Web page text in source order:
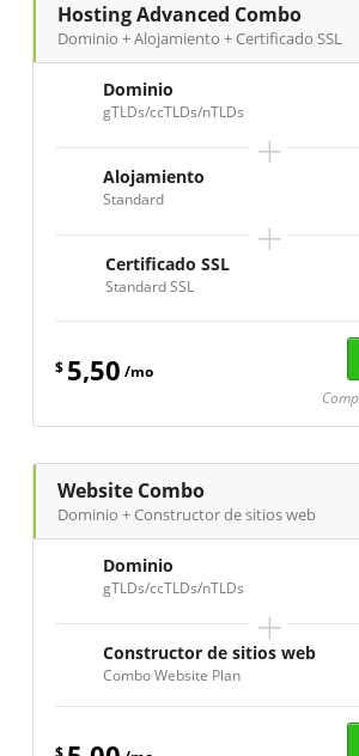
Hosting Advanced Combo
Dominio + Alojamiento + Certificado SSL
Dominio
gTLDs/ccTLDs/nTLDs
+
Alojamiento
Standard
+
Certificado SSL
Standard SSL
$ 5,50 /mo
Website Combo
Dominio + Constructor de sitios web
Dominio
gTLDs/ccTLDs/nTLDs
+
Constructor de sitios web
Combo Website Plan
$